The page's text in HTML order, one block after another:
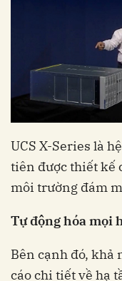
UCS X-Series là
tiên được thiết kế
môi trường đám
Tự động hóa mọi
Bên cạnh đó, khả
cáo chi tiết về hạ